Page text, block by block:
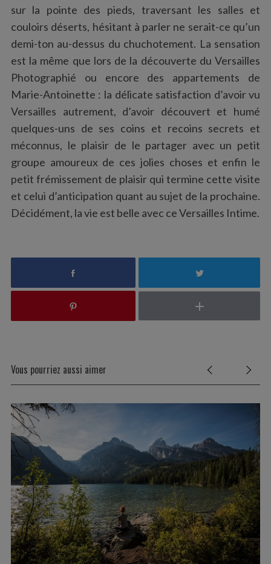
sur la pointe des pieds, traversant les salles et
couloirs déserts, hésitant à parler ne serait-ce qu’un
demi-ton au-dessus du chuchotement. La sensation
est la même que lors de la découverte du Versailles
Photographié ou encore des appartements de
Marie-Antoinette : la délicate satisfaction d’avoir vu
Versailles autrement, d’avoir découvert et humé
quelques-uns de ses coins et recoins secrets et
méconnus, le plaisir de le partager avec un petit
groupe amoureux de ces jolies choses et enfin le
petit frémissement de plaisir qui termine cette visite
et celui d’anticipation quant au sujet de la prochaine.
Décidément, la vie est belle avec ce Versailles Intime.
Vous pourriez aussi aimer